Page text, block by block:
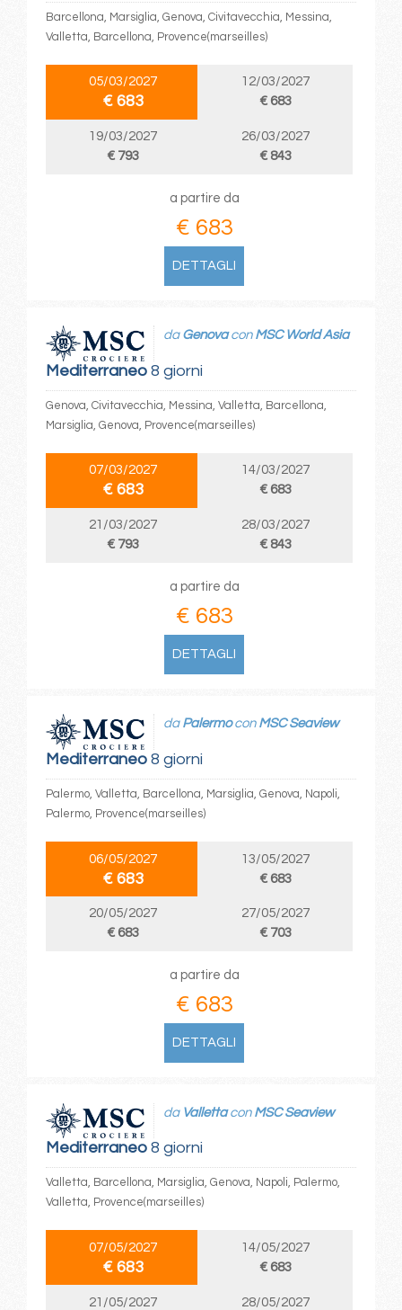
Barcellona, Marsiglia, Genova, Civitavecchia, Messina,
Valletta, Barcellona, Provence(marseilles)
05/03/2027
€ 683
12/03/2027
€ 683
19/03/2027
€ 793
26/03/2027
€ 843
a partire da
€ 683
DETTAGLI
Mediterraneo8 giorni
da Genovacon MSC World Asia
Genova, Civitavecchia, Messina, Valletta, Barcellona,
Marsiglia, Genova, Provence(marseilles)
07/03/2027
€ 683
14/03/2027
€ 683
21/03/2027
€ 793
28/03/2027
€ 843
a partire da
€ 683
DETTAGLI
Mediterraneo8 giorni
da Palermocon MSC Seaview
Palermo, Valletta, Barcellona, Marsiglia, Genova, Napoli,
Palermo, Provence(marseilles)
06/05/2027
€ 683
13/05/2027
€ 683
20/05/2027
€ 683
27/05/2027
€ 703
a partire da
€ 683
DETTAGLI
Mediterraneo8 giorni
da Vallettacon MSC Seaview
Valletta, Barcellona, Marsiglia, Genova, Napoli, Palermo,
Valletta, Provence(marseilles)
07/05/2027
€ 683
14/05/2027
€ 683
21/05/2027
28/05/2027